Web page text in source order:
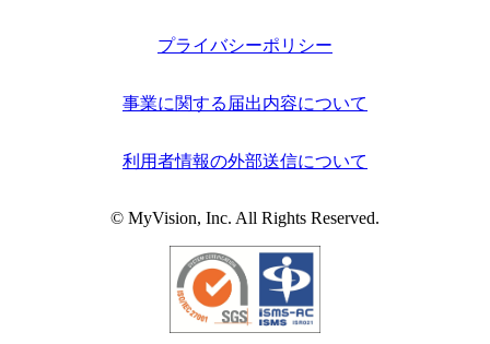
プライバシーポリシー
事業に関する届出内容について
利用者情報の外部送信について
© MyVision, Inc. All Rights Reserved.